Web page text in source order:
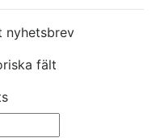
nyhetsbrev
fält